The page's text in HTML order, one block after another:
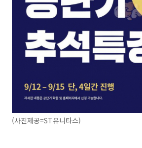
(사진제공=ST유니타스)